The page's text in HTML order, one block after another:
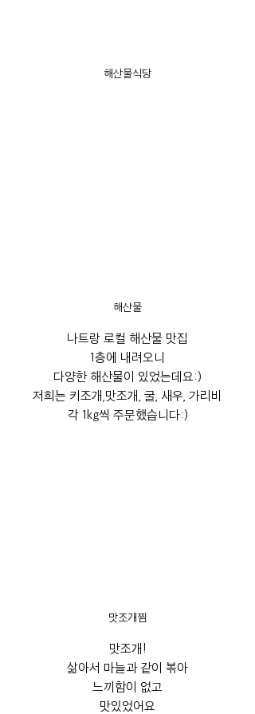
해산물식당
해산물
나트랑 로컬 해산물 맛집
1층에 내려오니
다양한 해산물이 있었는데요:)
저희는 키조개,맛조개, 굴, 새우, 가리비
각 1kg씩 주문했습니다:)
맛조개찜
맛조개!
삶아서 마늘과 같이 볶아
느끼함이 없고
맛있었어요